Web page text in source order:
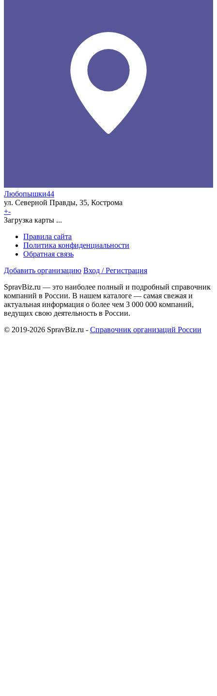
Любопышки44
ул. Северной Правды, 35, Кострома
+-
Загрузка карты ...
Правила сайта
Политика конфиденциальности
Обратная связь
Добавить организацию Вход / Регистрация
SpravBiz.ru — это наиболее полный и подробный справочник
компаний в России. В нашем каталоге — самая свежая и
актуальная информация о более чем 3 000 000 компаний,
ведущих свою деятельность в России.
© 2019-2026 SpravBiz.ru - Справочник организаций России